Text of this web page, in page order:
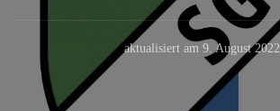
aktualisiert am 9. August 2022